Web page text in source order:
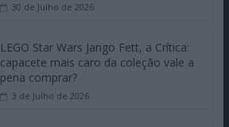
30 de Julho de 2026
LEGO Star Wars Jango Fett, a Crítica:
capacete mais caro da coleção vale a
pena comprar?
3 de Julho de 2026